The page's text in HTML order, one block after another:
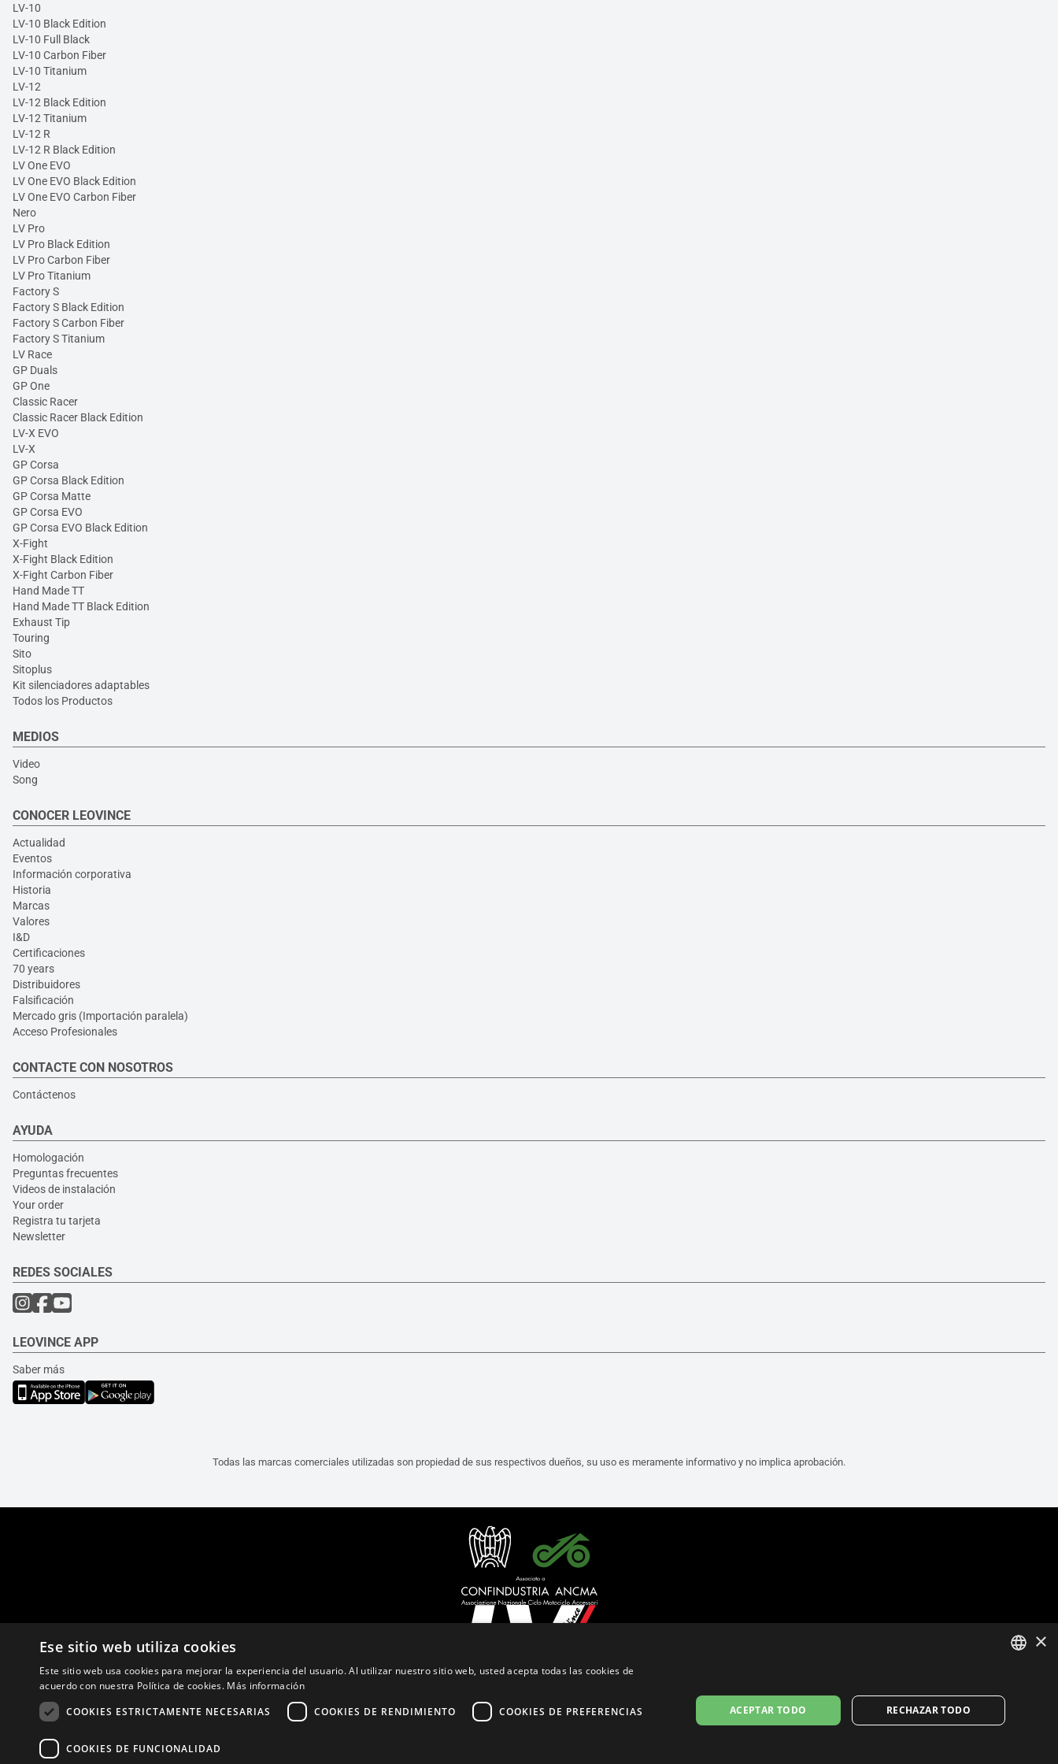
LV-10
LV-10 Black Edition
LV-10 Full Black
LV-10 Carbon Fiber
LV-10 Titanium
LV-12
LV-12 Black Edition
LV-12 Titanium
LV-12 R
LV-12 R Black Edition
LV One EVO
LV One EVO Black Edition
LV One EVO Carbon Fiber
Nero
LV Pro
LV Pro Black Edition
LV Pro Carbon Fiber
LV Pro Titanium
Factory S
Factory S Black Edition
Factory S Carbon Fiber
Factory S Titanium
LV Race
GP Duals
GP One
Classic Racer
Classic Racer Black Edition
LV-X EVO
LV-X
GP Corsa
GP Corsa Black Edition
GP Corsa Matte
GP Corsa EVO
GP Corsa EVO Black Edition
X-Fight
X-Fight Black Edition
X-Fight Carbon Fiber
Hand Made TT
Hand Made TT Black Edition
Exhaust Tip
Touring
Sito
Sitoplus
Kit silenciadores adaptables
Todos los Productos
MEDIOS
Video
Song
CONOCER LEOVINCE
Actualidad
Eventos
Información corporativa
Historia
Marcas
Valores
I&D
Certificaciones
70 years
Distribuidores
Falsificación
Mercado gris (Importación paralela)
Acceso Profesionales
CONTACTE CON NOSOTROS
Contáctenos
AYUDA
Homologación
Preguntas frecuentes
Videos de instalación
Your order
Registra tu tarjeta
Newsletter
REDES SOCIALES
LEOVINCE APP
Saber más
Todas las marcas comerciales utilizadas son propiedad de sus respectivos dueños, su uso es meramente informativo y no implica aprobación.
×
Ese sitio web utiliza cookies
Este sitio web usa cookies para mejorar la experiencia del usuario. Al utilizar nuestro sitio web, usted acepta todas las cookies de
acuerdo con nuestra Política de cookies. Más información
COOKIES ESTRICTAMENTE NECESARIAS
COOKIES DE RENDIMIENTO COOKIES DE PREFERENCIAS
COOKIES DE FUNCIONALIDAD
ACEPTAR TODO RECHAZAR TODO